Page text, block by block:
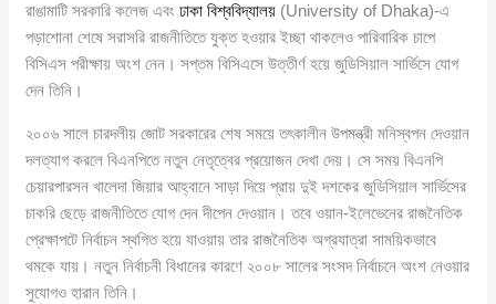
রাঙামাটি সরকারি কলেজ এবংঢাকা বিশ্ববিদ্যালয় (University of Dhaka)-এ
পড়াশোনা শেষে সরাসরি রাজনীতিতে যুক্ত হওয়ার ইচ্ছা থাকলেও পারিবারিক চাপে
বিসিএস পরীক্ষায় অংশ নেন। সপ্তম বিসিএসে উত্তীর্ণ হয়ে জুডিসিয়াল সার্ভিসে যোগ
দেন তিনি।
২০০৬ সালে চারদলীয় জোট সরকারের শেষ সময়ে তৎকালীন উপমন্ত্রী মনিস্বপন দেওয়ান
দলত্যাগ করলে বিএনপিতে নতুন নেতৃত্বের প্রয়োজন দেখা দেয়। সে সময় বিএনপি
চেয়ারপারসন খালেদা জিয়ার আহ্বানে সাড়া দিয়ে প্রায় দুই দশকের জুডিসিয়াল সার্ভিসের
চাকরি ছেড়ে রাজনীতিতে যোগ দেন দীপেন দেওয়ান। তবে ওয়ান-ইলেভেনের রাজনৈতিক
প্রেক্ষাপটে নির্বাচন স্থগিত হয়ে যাওয়ায় তার রাজনৈতিক অগ্রযাত্রা সাময়িকভাবে
থমকে যায়। নতুন নির্বাচনী বিধানের কারণে ২০০৮ সালের সংসদ নির্বাচনে অংশ নেওয়ার
সুযোগও হারান তিনি।